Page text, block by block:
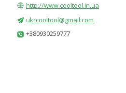
http://www.cooltool.in.ua
ukrcooltool@gmail.com
+380930259777